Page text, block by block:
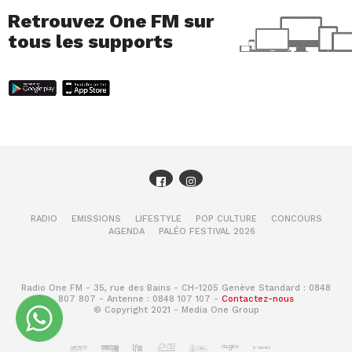
Retrouvez One FM sur
tous les supports
RADIO EMISSIONS LIFESTYLE POP CULTURE
CONCOURS
AGENDA
PALÉO FESTIVAL 2026
Radio One FM - 35, rue des Bains - CH-1205 Genève Standard : 0848
807 807 - Antenne : 0848 107 107 - Contactez-nous
© Copyright 2021 - Media One Group